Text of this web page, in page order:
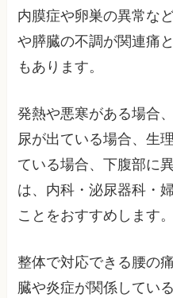
内膜症や卵巣の異常な
や膵臓の不調が関連痛
もあります。
発熱や悪寒がある場合
尿が出ている場合、生
ている場合、下腹部に
は、内科・泌尿器科・
ことをおすすめします。
整体で対応できる腰の
臓や炎症が関係してい